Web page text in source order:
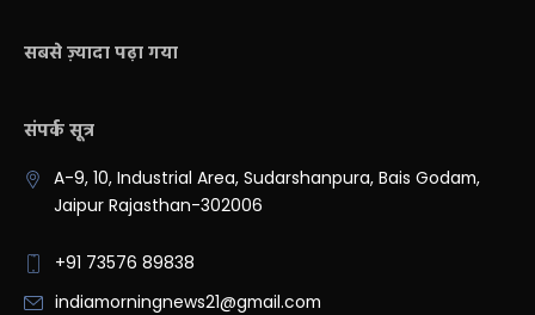
सबसे ज़्यादा पढ़ा गया
संपर्क सूत्र
A-9, 10, Industrial Area, Sudarshanpura, Bais Godam,
Jaipur Rajasthan-302006
+91 73576 89838
indiamorningnews21@gmail.com